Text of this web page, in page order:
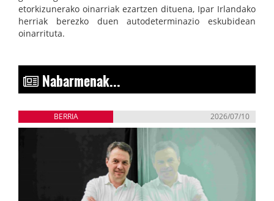
etorkizunerako oinarriak ezartzen dituena, Ipar Irlandako
herriak berezko duen autodeterminazio eskubidean
oinarrituta.
Nabarmenak...
BERRIA 2026/07/10